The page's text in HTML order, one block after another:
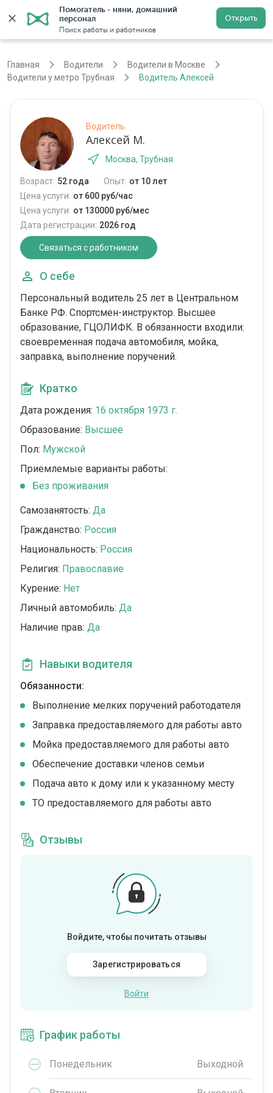
Помогатель - няни, домашний
персонал
Поиск работы и работников
Открыть
Регистрация
Главная Водители
Водители в Москве
Водители у метро Трубная
Водитель Алексей
Водитель
Алексей М.
Москва, Трубная
Возраст: 52 года Опыт: от 10 лет
Цена услуги: от 600 руб/час
Цена услуги: от 130000 руб/мес
Дата регистрации: 2026 год
Связаться с работником
О себе
Персональный водитель 25 лет в Центральном
Банке РФ. Спортсмен-инструктор. Высшее
образование, ГЦОЛИФК. В обязанности входили:
своевременная подача автомобиля, мойка,
заправка, выполнение поручений.
Кратко
Дата рождения: 16 октября 1973 г.
Образование: Высшее
Пол: Мужской
Приемлемые варианты работы:
Без проживания
Самозанятость: Да
Гражданство: Россия
Национальность: Россия
Религия: Православие
Курение: Нет
Личный автомобиль: Да
Наличие прав: Да
Навыки водителя
Обязанности:
Выполнение мелких поручений работодателя
Заправка предоставляемого для работы авто
Мойка предоставляемого для работы авто
Обеспечение доставки членов семьи
Подача авто к дому или к указанному месту
ТО предоставляемого для работы авто
Отзывы
Войдите, чтобы почитать отзывы
Зарегистрироваться
Войти
График работы
Понедельник Выходной